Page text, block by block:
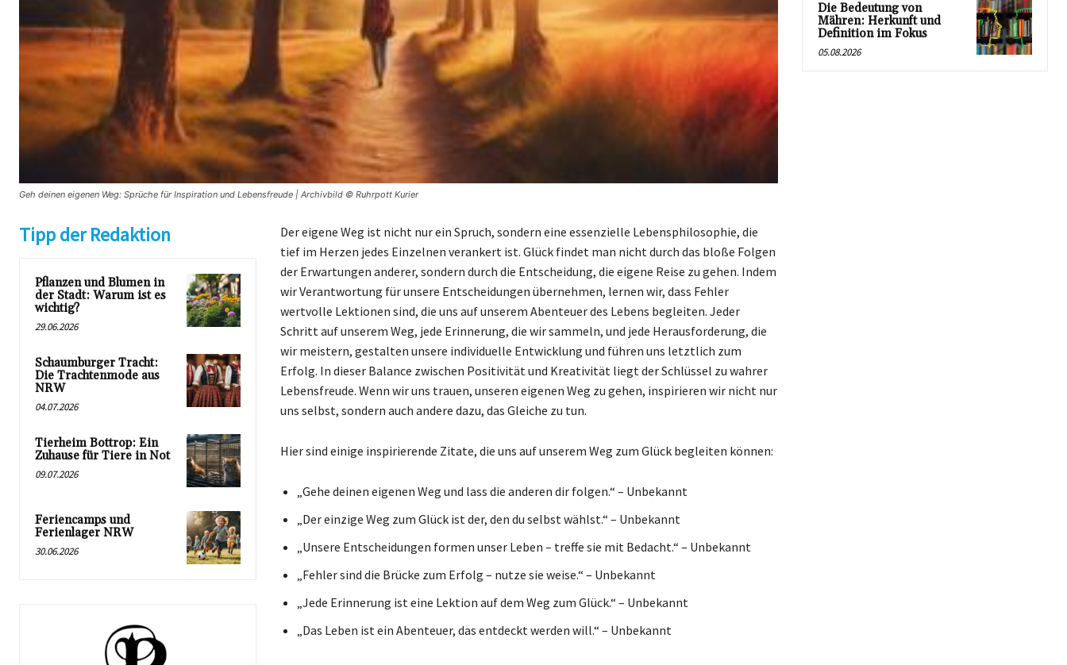
Geh deinen eigenen Weg: Sprüche für Inspiration und Lebensfreude | Archivbild © Ruhrpott Kurier
Tipp der Redaktion
Pflanzen und Blumen in
der Stadt: Warum ist es
wichtig?
29.06.2026
Schaumburger Tracht:
Die Trachtenmode aus
NRW
04.07.2026
Tierheim Bottrop: Ein
Zuhause für Tiere in Not
09.07.2026
Feriencamps und
Ferienlager NRW
30.06.2026
Der eigene Weg ist nicht nur ein Spruch, sondern eine essenzielle Lebensphilosophie, die
tief im Herzen jedes Einzelnen verankert ist. Glück findet man nicht durch das bloße Folgen
der Erwartungen anderer, sondern durch die Entscheidung, die eigene Reise zu gehen. Indem
wir Verantwortung für unsere Entscheidungen übernehmen, lernen wir, dass Fehler
wertvolle Lektionen sind, die uns auf unserem Abenteuer des Lebens begleiten. Jeder
Schritt auf unserem Weg, jede Erinnerung, die wir sammeln, und jede Herausforderung, die
wir meistern, gestalten unsere individuelle Entwicklung und führen uns letztlich zum
Erfolg. In dieser Balance zwischen Positivität und Kreativität liegt der Schlüssel zu wahrer
Lebensfreude. Wenn wir uns trauen, unseren eigenen Weg zu gehen, inspirieren wir nicht nur
uns selbst, sondern auch andere dazu, das Gleiche zu tun.
Hier sind einige inspirierende Zitate, die uns auf unserem Weg zum Glück begleiten können:
„Gehe deinen eigenen Weg und lass die anderen dir folgen.“ – Unbekannt
„Der einzige Weg zum Glück ist der, den du selbst wählst.“ – Unbekannt
„Unsere Entscheidungen formen unser Leben – treffe sie mit Bedacht.“ – Unbekannt
„Fehler sind die Brücke zum Erfolg – nutze sie weise.“ – Unbekannt
„Jede Erinnerung ist eine Lektion auf dem Weg zum Glück.“ – Unbekannt
„Das Leben ist ein Abenteuer, das entdeckt werden will.“ – Unbekannt
Die Bedeutung von
Mähren: Herkunft und
Definition im Fokus
05.08.2026